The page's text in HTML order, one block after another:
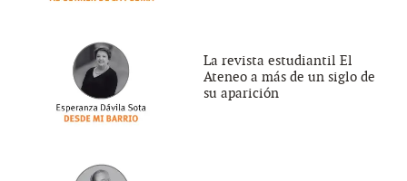
La revista estudiantil El
Ateneo a más de un siglo de
su aparición